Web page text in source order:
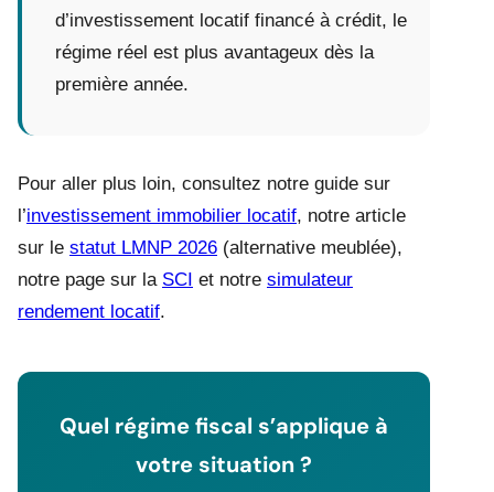
d’investissement locatif financé à crédit, le
régime réel est plus avantageux dès la
première année.
Pour aller plus loin, consultez notre guide sur
l’investissement immobilier locatif, notre article
sur le statut LMNP 2026 (alternative meublée),
notre page sur la SCI et notre simulateur
rendement locatif.
Quel régime fiscal s’applique à
votre situation ?